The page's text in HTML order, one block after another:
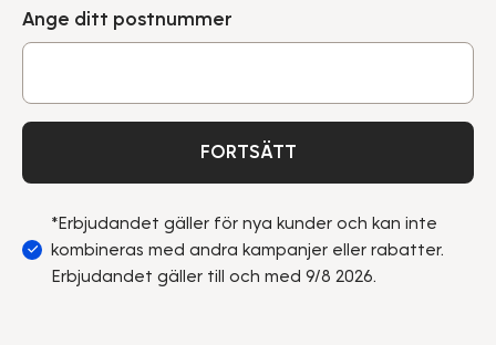
Ange ditt postnummer
FORTSÄTT
*Erbjudandet gäller för nya kunder och kan inte
kombineras med andra kampanjer eller rabatter.
Erbjudandet gäller till och med 9/8 2026.